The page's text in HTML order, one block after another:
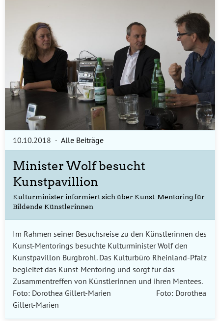
10.10.2018 · Alle Beiträge
Minister Wolf besucht
Kunstpavillion
Kulturminister informiert sich über Kunst-Mentoring für
Bildende Künstlerinnen
Im Rahmen seiner Besuchsreise zu den Künstlerinnen des
Kunst-Mentorings besuchte Kulturminister Wolf den
Kunstpavillon Burgbrohl. Das Kulturbüro Rheinland-Pfalz
begleitet das Kunst-Mentoring und sorgt für das
Zusammentreffen von Künstlerinnen und ihren Mentees.
Foto: Dorothea Gillert-Marien Foto: Dorothea
Gillert-Marien